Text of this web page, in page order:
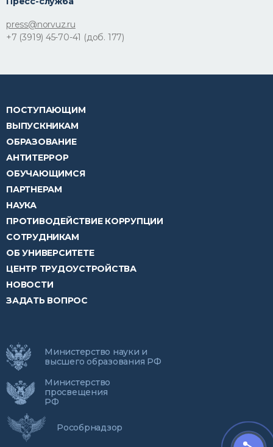
press@norvuz.ru
+7 (3919) 45-70-41 (доб. 177)
ПОСТУПАЮЩИМ
ВЫПУСКНИКАМ
ОБРАЗОВАНИЕ
АНТИТЕРРОР
ОБУЧАЮЩИМСЯ
ПАРТНЕРАМ
НАУКА
ПРОТИВОДЕЙСТВИЕ КОРРУПЦИИ
СОТРУДНИКАМ
ОБ УНИВЕРСИТЕТЕ
ЦЕНТР ТРУДОУСТРОЙСТВА
НОВОСТИ
ЗАДАТЬ ВОПРОС
Министерство науки и
высшего образования РФ
Министерство
просвещения
РФ
Рособрнадзор